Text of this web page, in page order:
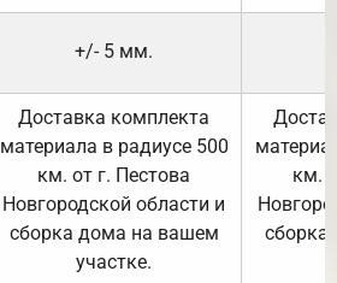
+/- 5 мм.
Доставка комплекта
материала в радиусе 500
км. от г. Пестова
Новгородской области и
сборка дома на вашем
участке.
км.